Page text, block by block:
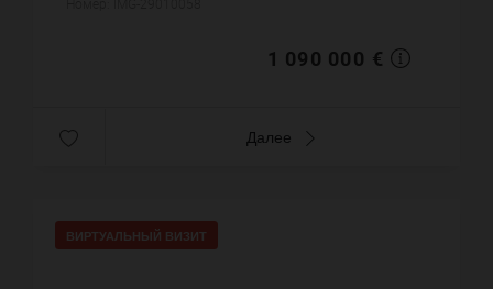
1 090 000 €
Далее
ВИРТУАЛЬНЫЙ ВИЗИТ